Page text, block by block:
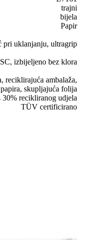
trajni
bijela
Papir
uklanjanju, ultragrip
izbijeljeno bez klora
reciklirajuća ambalaža,
skupljajuća folija
30% recikliranog udjela
TÜV certificirano